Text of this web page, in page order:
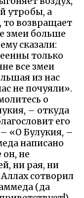
утробы, а
то возвращает
змеи больше
сказали:
только
все змеи
из нас
не почуяли».
о
– откуда
его
«О Булукия, –
написано
он, не
ни рая, ни
сотворил
(да